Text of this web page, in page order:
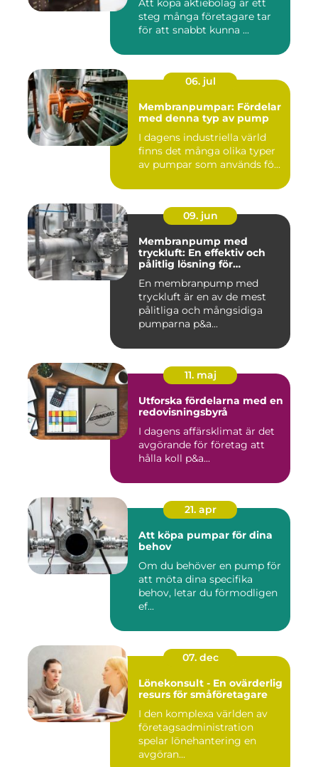
Att köpa aktiebolag är ett
steg många företagare tar
för att snabbt kunna ...
06. jul
Membranpumpar: Fördelar
med denna typ av pump
I dagens industriella värld
finns det många olika typer
av pumpar som används fö...
09. jun
Membranpump med
tryckluft: En effektiv och
pålitlig lösning för
En membranpump med
tryckluft är en av de mest
pålitliga och mångsidiga
pumparna p&a...
11. maj
Utforska fördelarna med en
redovisningsbyrå
I dagens affärsklimat är det
avgörande för företag att
hålla koll p&a...
21. apr
Att köpa pumpar för dina
behov
Om du behöver en pump för
att möta dina specifika
behov, letar du förmodligen
ef...
07. dec
Lönekonsult - En ovärderlig
resurs för småföretagare
I den komplexa världen av
företagsadministration
spelar lönehantering en
avgöran...